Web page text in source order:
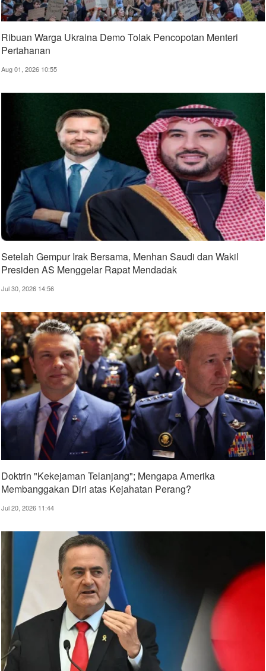
Ribuan Warga Ukraina Demo Tolak Pencopotan Menteri
Pertahanan
Aug 01, 2026 10:55
Setelah Gempur Irak Bersama, Menhan Saudi dan Wakil
Presiden AS Menggelar Rapat Mendadak
Jul 30, 2026 14:56
Doktrin "Kekejaman Telanjang"; Mengapa Amerika
Membanggakan Diri atas Kejahatan Perang?
Jul 20, 2026 11:44